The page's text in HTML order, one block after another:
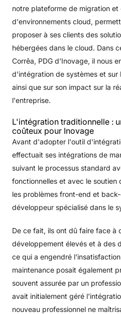
notre plateforme de migration et
d'environnements cloud,
proposer à ses clients des
hébergées dans le cloud. Dans
Corrêa, PDG d'Inovage, il nous
d'intégration de systèmes et sur
ainsi que sur son impact sur la
l'entreprise.
L'intégration traditionnelle :
coûteux pour Inovage
Avant d'adopter l'outil
effectuait ses intégrations de
suivant le processus standard
fonctionnelles et avec le
les problèmes front-end et
développeur spécialisé dans le
De ce fait, ils ont dû faire face à
développement élevés et à des
ce qui a engendré
maintenance posait également
souvent assurée par un
avait initialement géré
nouveau professionnel ne